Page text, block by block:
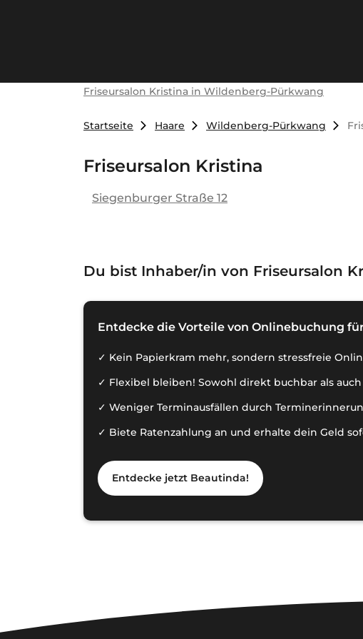
Friseursalon Kristina in Wildenberg-Pürkwang
Startseite Haare Wildenberg-Pürkwang
Friseursalon Kristina
Siegenburger Straße 12
Du bist Inhaber/in von Friseursalon
Entdecke die Vorteile von Onlinebuchung
Kein Papierkram mehr, sondern stressfreie
Flexibel bleiben! Sowohl direkt buchbar als auch
Weniger Terminausfällen durch
Biete Ratenzahlung an und erhalte dein Geld
Entdecke jetzt Beautinda!